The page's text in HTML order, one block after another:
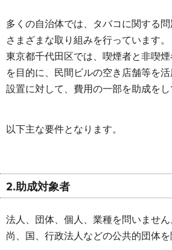
多くの自治体では、タバコに関する問
さまざまな取り組みを行っています。
東京都千代田区では、喫煙者と非喫
を目的に、民間ビルの空き店舗等を
設置に対して、費用の一部を助成をし
以下主な要件となります。
2.助成対象者
法人、団体、個人、業種を問いません
尚、国、行政法人などの公共的団体を